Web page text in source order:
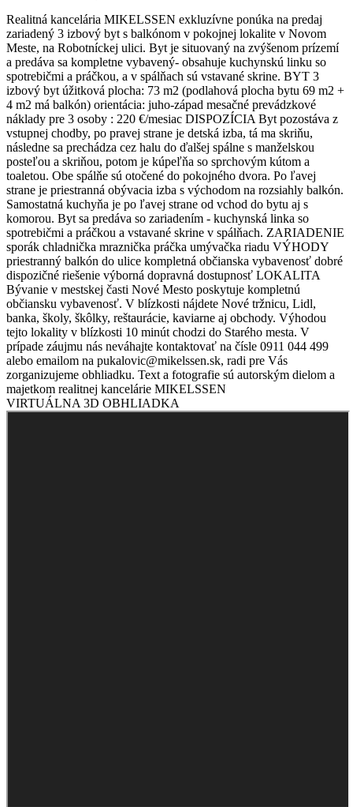
Realitná kancelária MIKELSSEN exkluzívne ponúka na predaj
zariadený 3 izbový byt s balkónom v pokojnej lokalite v Novom
Meste, na Robotníckej ulici. Byt je situovaný na zvýšenom prízemí
a predáva sa kompletne vybavený- obsahuje kuchynskú linku so
spotrebičmi a práčkou, a v spálňach sú vstavané skrine. BYT 3
izbový byt úžitková plocha: 73 m2 (podlahová plocha bytu 69 m2 +
4 m2 má balkón) orientácia: juho-západ mesačné prevádzkové
náklady pre 3 osoby : 220 €/mesiac DISPOZÍCIA Byt pozostáva z
vstupnej chodby, po pravej strane je detská izba, tá ma skriňu,
následne sa prechádza cez halu do ďalšej spálne s manželskou
posteľou a skriňou, potom je kúpeľňa so sprchovým kútom a
toaletou. Obe spálňe sú otočené do pokojného dvora. Po ľavej
strane je priestranná obývacia izba s východom na rozsiahly balkón.
Samostatná kuchyňa je po ľavej strane od vchod do bytu aj s
komorou. Byt sa predáva so zariadením - kuchynská linka so
spotrebičmi a práčkou a vstavané skrine v spálňach. ZARIADENIE
sporák chladnička mraznička práčka umývačka riadu VÝHODY
priestranný balkón do ulice kompletná občianska vybavenosť dobré
dispozičné riešenie výborná dopravná dostupnosť LOKALITA
Bývanie v mestskej časti Nové Mesto poskytuje kompletnú
občiansku vybavenosť. V blízkosti nájdete Nové tržnicu, Lidl,
banka, školy, škôlky, reštaurácie, kaviarne aj obchody. Výhodou
tejto lokality v blízkosti 10 minút chodzi do Starého mesta. V
prípade záujmu nás neváhajte kontaktovať na čísle 0911 044 499
alebo emailom na pukalovic@mikelssen.sk, radi pre Vás
zorganizujeme obhliadku. Text a fotografie sú autorským dielom a
majetkom realitnej kancelárie MIKELSSEN
VIRTUÁLNA 3D OBHLIADKA